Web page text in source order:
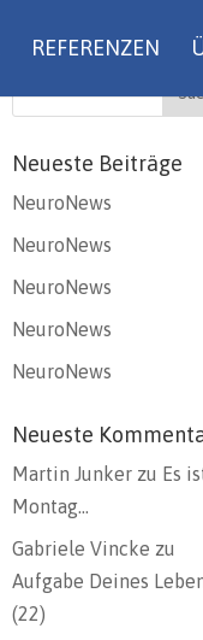
REFERENZEN
Neueste Beiträge
NeuroNews
NeuroNews
NeuroNews
NeuroNews
NeuroNews
Neueste
Martin Junker zu Es
Montag…
Gabriele Vincke zu
Aufgabe Deines
(22)